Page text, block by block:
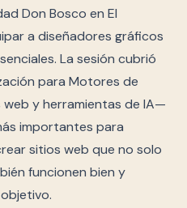
Don Bosco en El
a diseñadores gráficos
La sesión cubrió
para Motores de
web y herramientas de IA—
importantes para
sitios web que no solo
funcionen bien y